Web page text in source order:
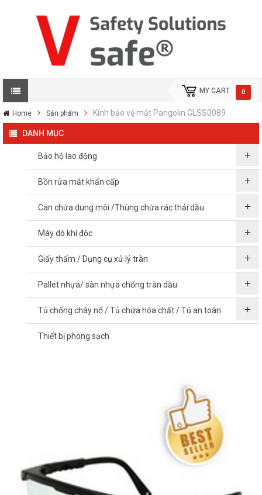
MY CART 0
Home Sản phẩm Kính bảo vệ mắt Pangolin GLSS0089
DANH MỤC
Bảo hộ lao động
Bồn rửa mắt khẩn cấp
Can chứa dung môi /Thùng chứa rác thải dầu
Máy dò khí độc
Giấy thấm / Dụng cụ xử lý tràn
Pallet nhựa/ sàn nhựa chống tràn dầu
Tủ chống cháy nổ / Tủ chứa hóa chất / Tủ an toàn
Thiết bị phòng sạch